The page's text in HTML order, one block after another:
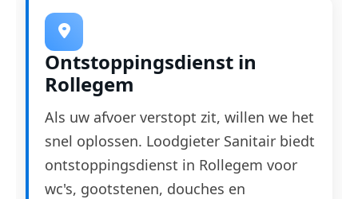
Ontstoppingsdienst in
Rollegem
Als uw afvoer verstopt zit, willen we het
snel oplossen. Loodgieter Sanitair biedt
ontstoppingsdienst in Rollegem voor
wc's, gootstenen, douches en